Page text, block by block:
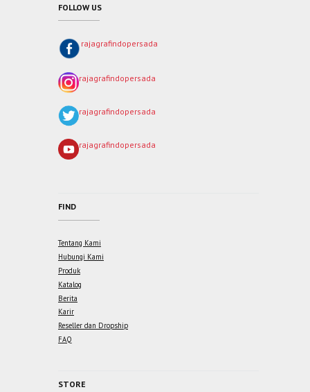
FOLLOW US
rajagrafindopersada
rajagrafindopersada
rajagrafindopersada
rajagrafindopersada
FIND
Tentang Kami
Hubungi Kami
Produk
Katalog
Berita
Karir
Reseller dan Dropship
FAQ
STORE